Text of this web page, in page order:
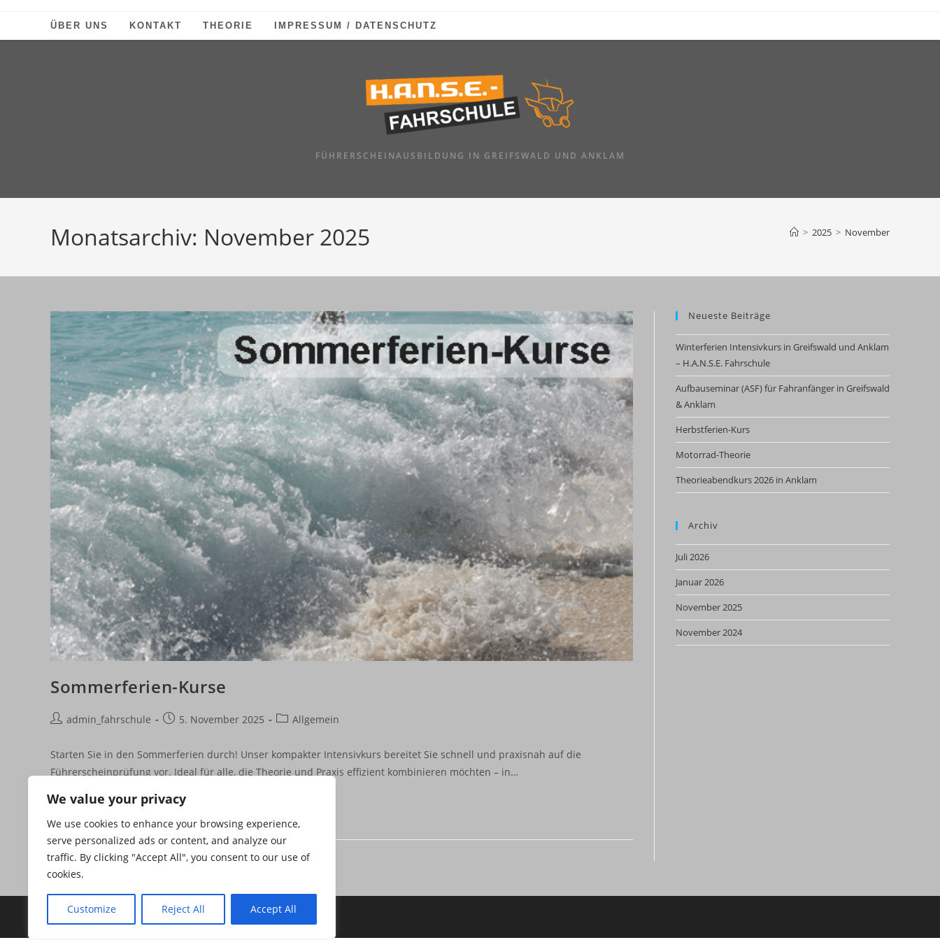
We value your privacy
We use cookies to enhance your browsing experience,
serve personalized ads or content, and analyze our
traffic. By clicking "Accept All", you consent to our use of
cookies.
Customize Reject All Accept All
springen
ÜBER UNS KONTAKT THEORIE IMPRESSUM / DATENSCHUTZ
FÜHRERSCHEINAUSBILDUNG IN GREIFSWALD UND ANKLAM
Monatsarchiv: November 2025 > 2025 > November
Sommerferien-Kurse
Beitrags-
admin_fahrschule
Beitrag5. November 2025
Beitrags-
Allgemein
Starten Sie in den Sommerferien durch! Unser kompakter Intensivkurs bereitet Sie schnell und praxisnah auf die
Führerscheinprüfung vor. Ideal für alle, die Theorie und Praxis effizient kombinieren möchten – in…
WeiterlesenSommerferien-
Neueste Beiträge
Winterferien Intensivkurs in Greifswald und Anklam
– H.A.N.S.E. Fahrschule
Aufbauseminar (ASF) für Fahranfänger in Greifswald
& Anklam
Herbstferien-Kurs
Motorrad-Theorie
Theorieabendkurs 2026 in Anklam
Archiv
Juli 2026
Januar 2026
November 2025
November 2024